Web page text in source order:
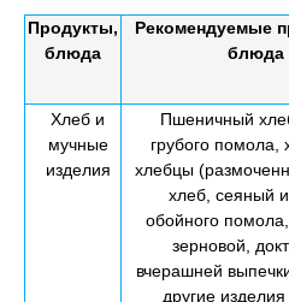
Продукты,
блюда
Рекомендуемые
блюда
Хлеб и
мучные
изделия
Пшеничный
грубого помола,
хлебцы
хлеб, сеяный
обойного
зерновой,
вчерашней
другие изделия